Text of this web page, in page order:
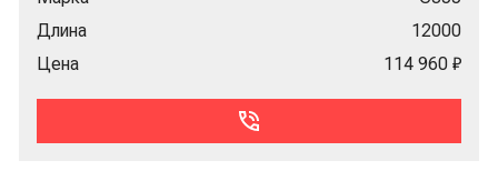
Длина
12000
Цена
114 960 ₽